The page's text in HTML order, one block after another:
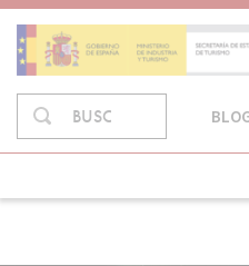
Skip
content
Buscar
BUSCAR